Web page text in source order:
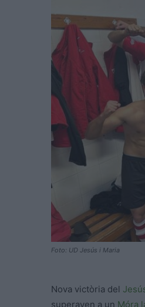
Foto: UD Jesús i Maria
Nova victòria del
superaven a un Móra